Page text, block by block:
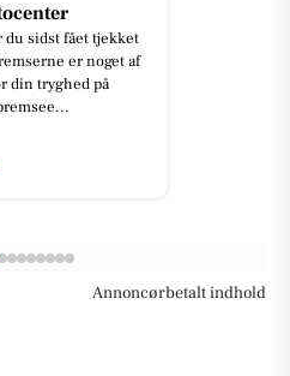
du sidst fået tjekket
er noget af
din tryghed på
Annoncørbetalt indhold